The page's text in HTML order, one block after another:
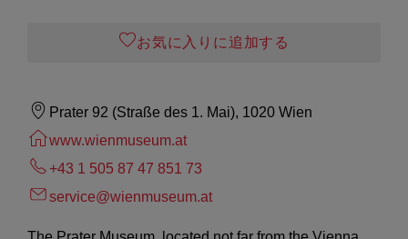
お気に入りに追加する
Prater 92 (Straße des 1. Mai), 1020 Wien
www.wienmuseum.at
+43 1 505 87 47 851 73
service@wienmuseum.at